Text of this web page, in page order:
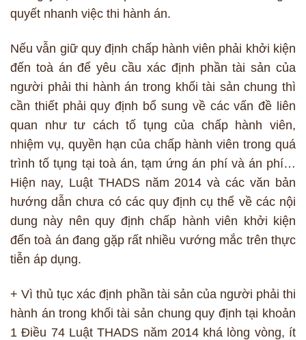
quyết nhanh việc thi hành án.
Nếu vẫn giữ quy định chấp hành viên phải khởi kiện
đến toà án để yêu cầu xác định phần tài sản của
người phải thi hành án trong khối tài sản chung thì
cần thiết phải quy định bổ sung về các vấn đề liên
quan như tư cách tố tụng của chấp hành viên,
nhiệm vụ, quyền hạn của chấp hành viên trong quá
trình tố tụng tại toà án, tạm ứng án phí và án phí…
Hiện nay, Luật THADS năm 2014 và các văn bản
hướng dẫn chưa có các quy định cụ thể về các nội
dung này nên quy định chấp hành viên khởi kiện
đến toà án đang gặp rất nhiều vướng mắc trên thực
tiễn áp dụng.
+ Vì thủ tục xác định phần tài sản của người phải thi
hành án trong khối tài sản chung quy định tại khoản
1 Điều 74 Luật THADS năm 2014 khá lòng vòng, ít